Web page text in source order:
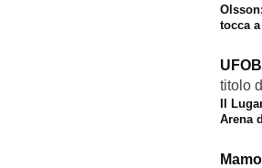
tocca
titolo
Il
Arena